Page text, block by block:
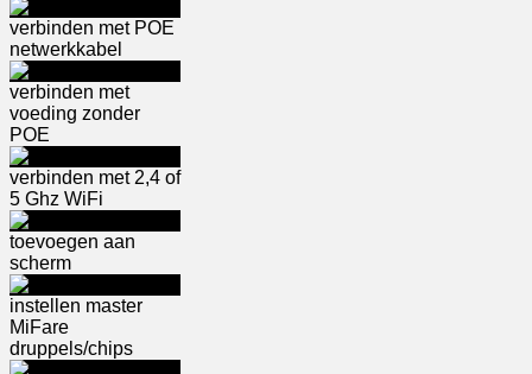
verbinden met POE
netwerkkabel
verbinden met
voeding zonder
POE
verbinden met 2,4 of
5 Ghz WiFi
toevoegen aan
scherm
instellen master
MiFare
druppels/chips